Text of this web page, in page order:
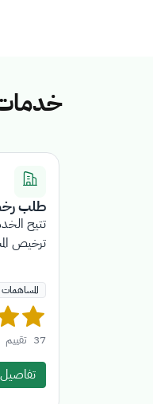
طلب
تتيح
ترخيص
المساهمات
37 تقييم